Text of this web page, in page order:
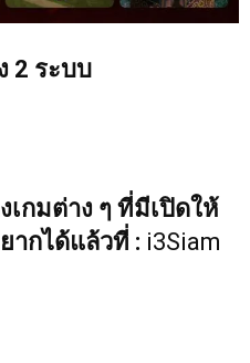
2 ระบบ
กมต่าง ๆ ที่มีเปิดให้
ากได้แล้วที่ : i3Siam